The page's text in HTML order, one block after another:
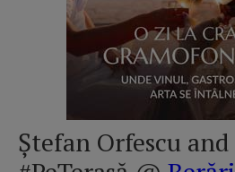
Ştefan Orfescu